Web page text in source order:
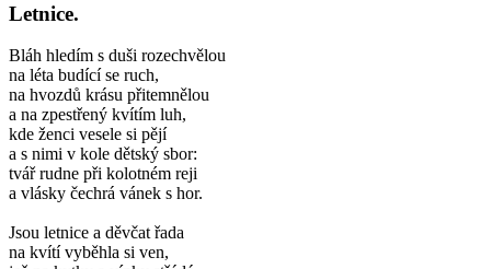
Letnice.
Bláh hledím s duši rozechvělou
na léta budící se ruch,
na hvozdů krásu přitemnělou
a na zpestřený kvítím luh,
kde ženci vesele si pějí
a s nimi v kole dětský sbor:
tvář rudne při kolotném reji
a vlásky čechrá vánek s hor.
Jsou letnice a děvčat řada
na kvítí vyběhla si ven,